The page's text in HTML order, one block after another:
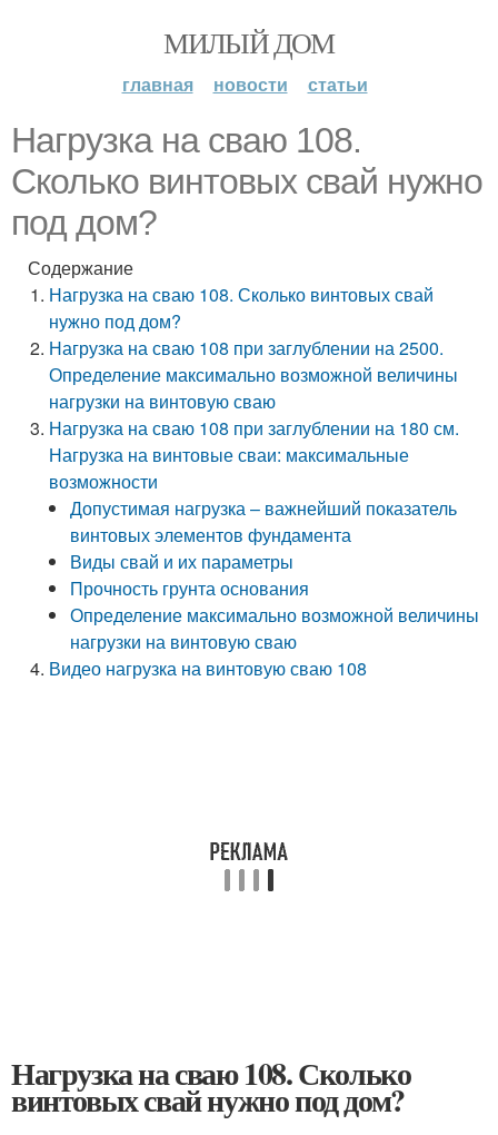
МИЛЫЙ ДОМ
главная новости статьи
Нагрузка на сваю 108.
Сколько винтовых свай нужно
под дом?
Содержание
Нагрузка на сваю 108. Сколько винтовых свай
нужно под дом?
Нагрузка на сваю 108 при заглублении на 2500.
Определение максимально возможной величины
нагрузки на винтовую сваю
Нагрузка на сваю 108 при заглублении на 180 см.
Нагрузка на винтовые сваи: максимальные
возможности
Допустимая нагрузка – важнейший показатель
винтовых элементов фундамента
Виды свай и их параметры
Прочность грунта основания
Определение максимально возможной величины
нагрузки на винтовую сваю
Видео нагрузка на винтовую сваю 108
Нагрузка на сваю 108. Сколько
винтовых свай нужно под дом?